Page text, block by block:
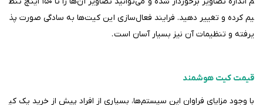
یم کرده و تغییر دهید. فرایند فعال‌سازی این کیت‌ها به سادگی صورت پذ
یرفته و تنظیمات آن نیز بسیار آسان است.
قیمت کیت هوشمند
با وجود مزایای فراوان این سیستم‌ها، بسیاری از افراد پیش از خرید یک کی